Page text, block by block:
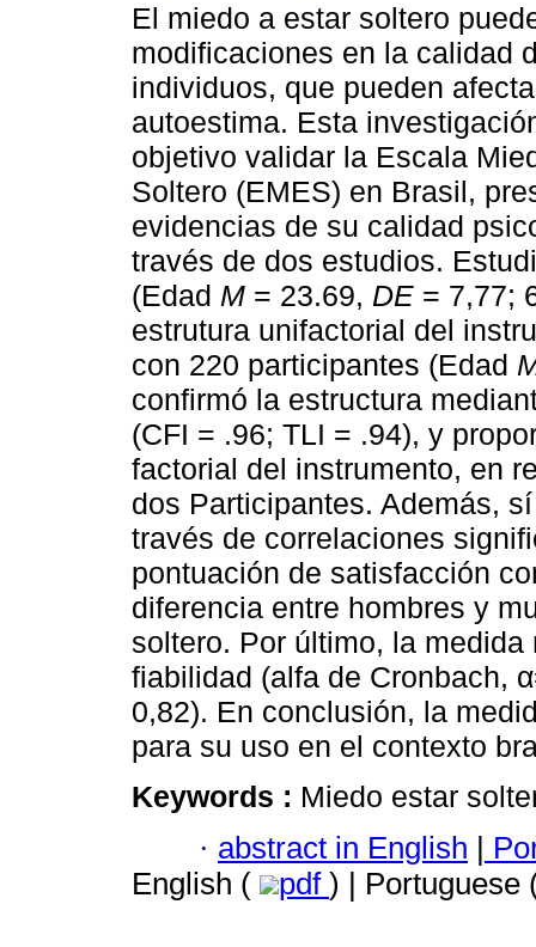
El miedo a estar soltero
modificaciones en la calidad
individuos, que pueden
autoestima. Esta
objetivo validar la Escala
Soltero (EMES) en Brasil,
evidencias de su calidad
través de dos estudios.
(Edad M = 23.69, DE = 7,77;
estrutura unifactorial del
con 220 participantes (Edad
confirmó la estructura
(CFI = .96; TLI = .94), y
factorial del instrumento, en
dos Participantes. Además,
través de correlaciones
pontuación de satisfacción
diferencia entre hombres y
soltero. Por último, la
fiabilidad (alfa de Cronbach,
0,82). En conclusión, la
para su uso en el contexto
Keywords : Miedo estar
· abstract in English |
English (
pdf ) | Portuguese